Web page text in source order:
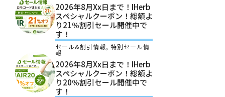
2026年8月xx日まで！iHerb
スペシャルクーポン！総額よ
り21％割引セール開催中で
す！
セール&割引情報, 特別セール情
報
2026年8月xx日まで！iHerb
スペシャルクーポン！総額よ
り20％割引セール開催中で
す！